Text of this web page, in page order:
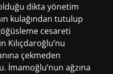
dikta yönetim
kulağından tutulup
cesareti
Kılıçdaroğlu’nu
çekmeden
İmamoğlu’nun ağzına